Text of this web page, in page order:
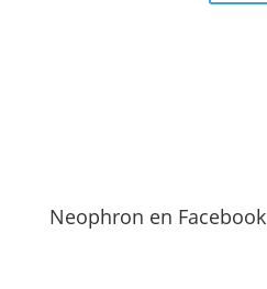
Neophron en Facebook